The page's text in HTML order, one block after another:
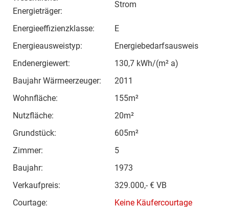
Energieträger:
Strom
Energieeffizienzklasse:
E
Energieausweistyp:
Energiebedarfsausweis
Endenergiewert:
130,7 kWh/(m² a)
Baujahr Wärmeerzeuger:
2011
Wohnfläche:
155m²
Nutzfläche:
20m²
Grundstück:
605m²
Zimmer:
5
Baujahr:
1973
Verkaufpreis:
329.000,- € VB
Courtage:
Keine Käufercourtage